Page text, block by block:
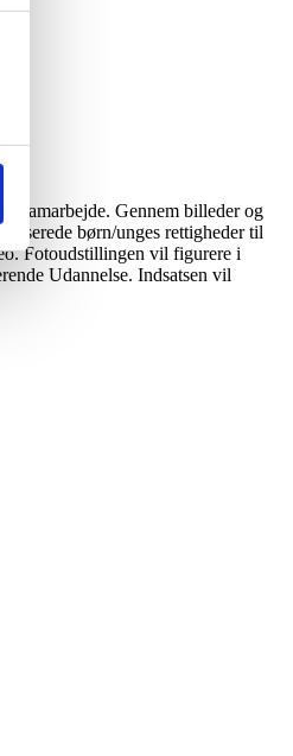
Gennem billeder og
børn/unges rettigheder til
Fotoudstillingen vil figurere i
Udannelse. Indsatsen vil